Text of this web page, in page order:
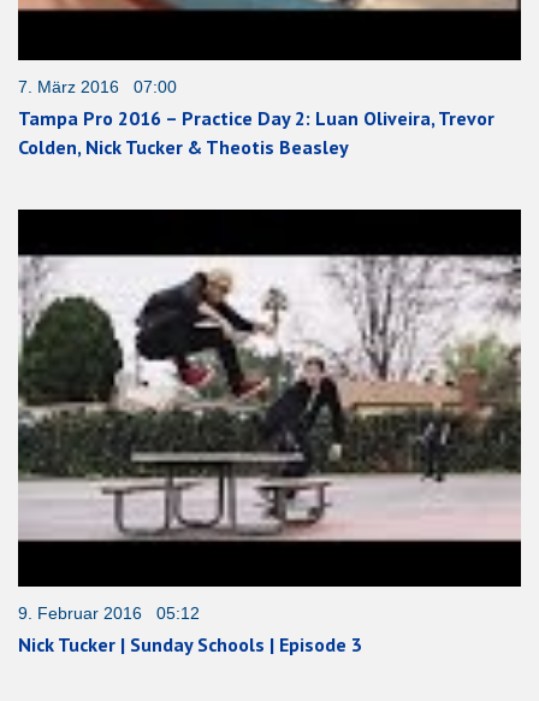
7. März 2016 07:00
Tampa Pro 2016 – Practice Day 2: Luan Oliveira, Trevor
Colden, Nick Tucker & Theotis Beasley
9. Februar 2016 05:12
Nick Tucker | Sunday Schools | Episode 3